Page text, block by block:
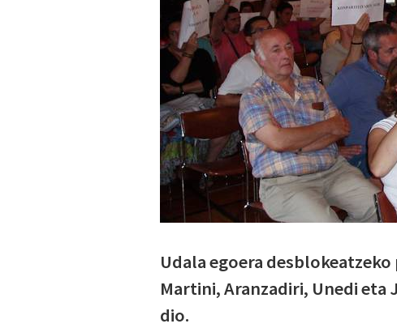
Udala egoera
Martini, Aranzadiri, Unedi
dio.